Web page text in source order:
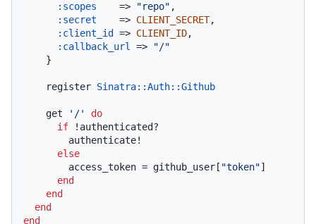
:scopes
    =>
"repo" ,
:secret
    =>
CLIENT_SECRET,
:client_id
=> CLIENT_ID,
:callback_url
=>
"/"
    register
Sinatra: :Auth: :Github
    get
'/'
do
if !authenticated?
else
        access_token = github_user[
"token"]
end
end
end
end